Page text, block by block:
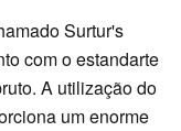
Surtur's
com o estandarte
A utilização do
um enorme